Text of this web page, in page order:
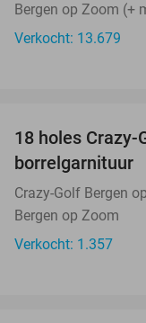
Bergen op Zoom (+
Verkocht: 13.679
18 holes
borrelgarnituur
Crazy-Golf Bergen
Bergen op Zoom
Verkocht: 1.357